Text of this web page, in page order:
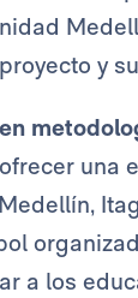
y
una
a los